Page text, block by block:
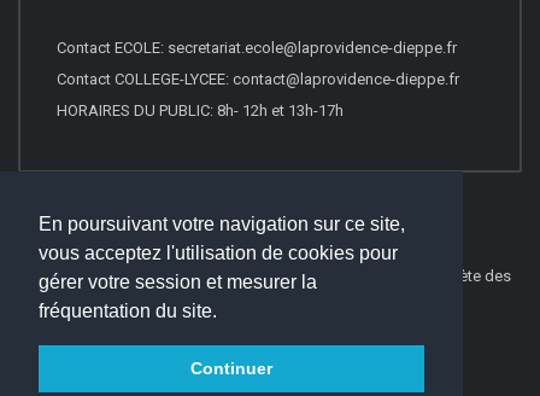
En poursuivant votre navigation sur ce site,
vous acceptez l'utilisation de cookies pour
gérer votre session et mesurer la
fréquentation du site.
Continuer
Contact ECOLE: secretariat.ecole@laprovidence-dieppe.fr
Contact COLLEGE-LYCEE: contact@laprovidence-dieppe.fr
HORAIRES DU PUBLIC: 8h- 12h et 13h-17h
© 2016 Websco Innovations -Mentions Légales
Liste Complète des